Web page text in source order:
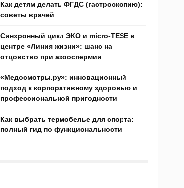
Как детям делать ФГДС (гастроскопию):
советы врачей
Синхронный цикл ЭКО и micro-TESE в
центре «Линия жизни»: шанс на
отцовство при азооспермии
«Медосмотры.ру»: инновационный
подход к корпоративному здоровью и
профессиональной пригодности
Как выбрать термобелье для спорта:
полный гид по функциональности